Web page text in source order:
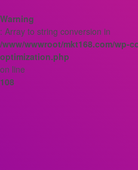
Warning
: Array to string conversion in
/www/wwwroot/mkt168.com/wp-
optimization.php
on line
108